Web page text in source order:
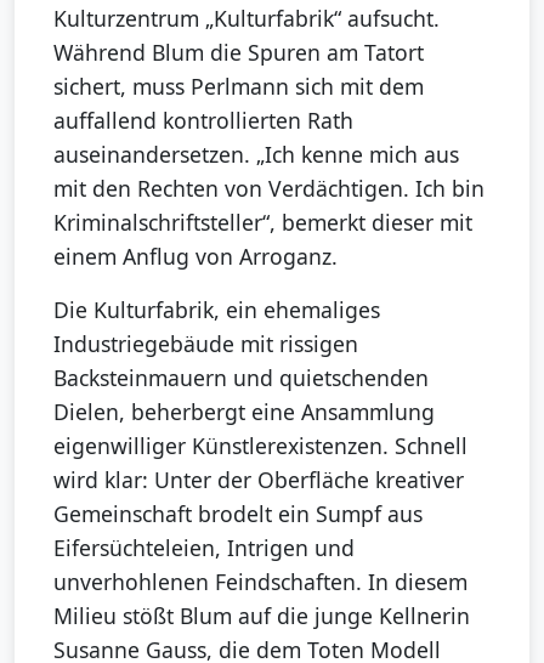
Kulturzentrum „Kulturfabrik“ aufsucht.
Während Blum die Spuren am Tatort
sichert, muss Perlmann sich mit dem
auffallend kontrollierten Rath
auseinandersetzen. „Ich kenne mich aus
mit den Rechten von Verdächtigen. Ich bin
Kriminalschriftsteller“, bemerkt dieser mit
einem Anflug von Arroganz.
Die Kulturfabrik, ein ehemaliges
Industriegebäude mit rissigen
Backsteinmauern und quietschenden
Dielen, beherbergt eine Ansammlung
eigenwilliger Künstlerexistenzen. Schnell
wird klar: Unter der Oberfläche kreativer
Gemeinschaft brodelt ein Sumpf aus
Eifersüchteleien, Intrigen und
unverhohlenen Feindschaften. In diesem
Milieu stößt Blum auf die junge Kellnerin
Susanne Gauss, die dem Toten Modell